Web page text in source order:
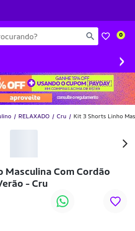
0
›
RELAXADO Cru Kit 3 Shorts Linho
Com Cordão
- Cru
-36% OFF